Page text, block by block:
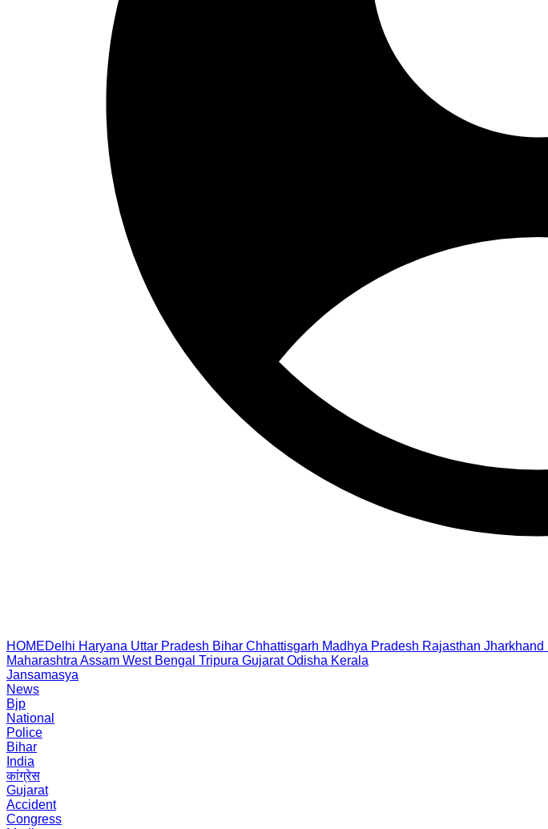
HOMEDelhi Haryana Uttar Pradesh Bihar Chhattisgarh Madhya Pradesh Rajasthan Jharkhand
Maharashtra Assam West Bengal Tripura Gujarat Odisha Kerala
Jansamasya
News
Bjp
National
Police
Bihar
India
कांग्रेस
Gujarat
Accident
Congress